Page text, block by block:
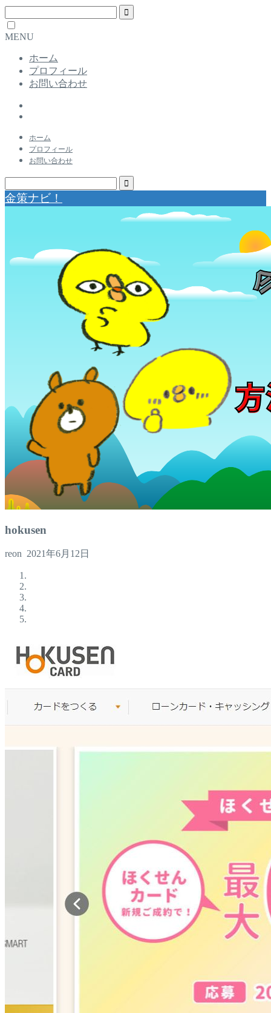
MENU
ホーム
プロフィール
お問い合わせ
ホーム
プロフィール
お問い合わせ
金策ナビ！
hokusen
reon 2021年6月12日